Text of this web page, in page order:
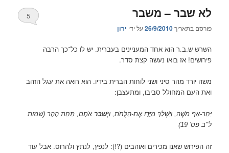
לא שבר – משבר
פורסם בתאריך26/9/2010על ידי ירון
5
השרש ש.ב.ר הוא אחד המעניינים בעברית. יש לו כל־כך הרבה
פירושים! אז בואו נעשה קצת סדר.
משה יורד מהר סיני ושני לוחות הברית בידיו. הוא רואה את עגל הזהב
ואת העם המחולל סביבו, ומתעצבן:
יִּחַר-אַף מֹשֶׁה, וַיַּשְׁלֵךְ מִיָּדָו אֶת-הַלֻּחֹת, וַיְשַׁבֵּר אֹתָם, תַּחַת הָהָר (שמות
ל"ב פס' 19)
זה הפירוש שאנו מכירים ואוהבים (?!): לנפץ, לנתץ ולהרוס. אבל עוד